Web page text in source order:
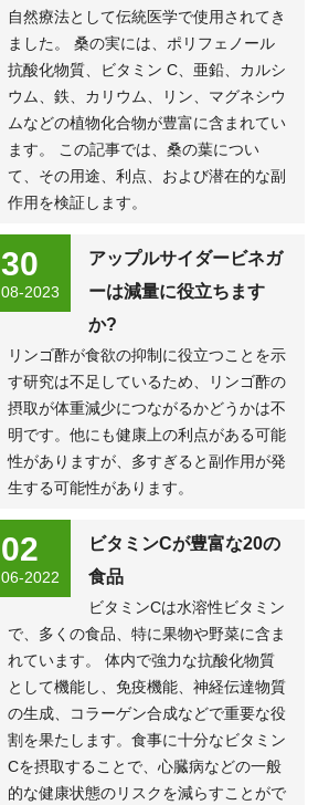
自然療法として伝統医学で使用されてき
ました。 桑の実には、ポリフェノール
抗酸化物質、ビタミン C、亜鉛、カルシ
ウム、鉄、カリウム、リン、マグネシウ
ムなどの植物化合物が豊富に含まれてい
ます。 この記事では、桑の葉につい
て、その用途、利点、および潜在的な副
作用を検証します。
30
08-2023
アップルサイダービネガ
ーは減量に役立ちます
か?
リンゴ酢が食欲の抑制に役立つことを示
す研究は不足しているため、リンゴ酢の
摂取が体重減少につながるかどうかは不
明です。他にも健康上の利点がある可能
性がありますが、多すぎると副作用が発
生する可能性があります。
02
06-2022
ビタミンCが豊富な20の
食品
ビタミンCは水溶性ビタミン
で、多くの食品、特に果物や野菜に含ま
れています。 体内で強力な抗酸化物質
として機能し、免疫機能、神経伝達物質
の生成、コラーゲン合成などで重要な役
割を果たします。食事に十分なビタミン
Cを摂取することで、心臓病などの一般
的な健康状態のリスクを減らすことがで